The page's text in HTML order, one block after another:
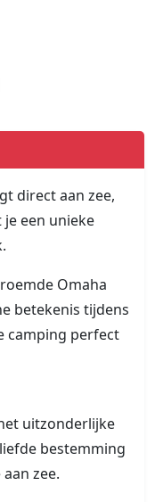
direct aan zee,
je een unieke
Omaha
betekenis tijdens
camping perfect
uitzonderlijke
bestemming
zee.